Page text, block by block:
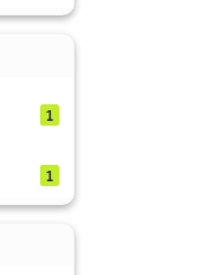
1
1